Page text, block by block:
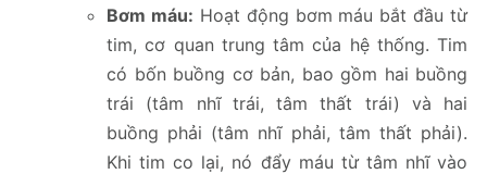
Bơm máu: Hoạt động bơm máu bắt đầu từ
tim, cơ quan trung tâm của hệ thống. Tim
có bốn buồng cơ bản, bao gồm hai buồng
trái (tâm nhĩ trái, tâm thất trái) và hai
buồng phải (tâm nhĩ phải, tâm thất phải).
Khi tim co lại, nó đẩy máu từ tâm nhĩ vào